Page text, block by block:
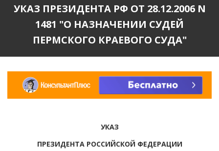
УКАЗ ПРЕЗИДЕНТА РФ ОТ 28.12.2006 N
1481 "О НАЗНАЧЕНИИ СУДЕЙ
ПЕРМСКОГО КРАЕВОГО СУДА"
УКАЗ
ПРЕЗИДЕНТА РОССИЙСКОЙ ФЕДЕРАЦИИ